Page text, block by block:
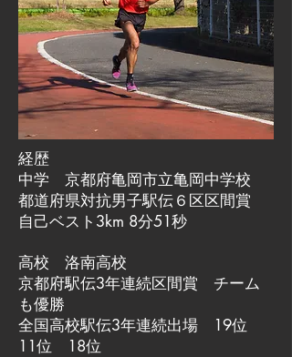
経歴
中学 京都府亀岡市立亀岡中学校
都道府県対抗男子駅伝６区区間賞
自己ベスト3km 8分51秒
高校 洛南高校
京都府駅伝3年連続区間賞 チーム
も優勝
全国高校駅伝3年連続出場 19位
11位 18位